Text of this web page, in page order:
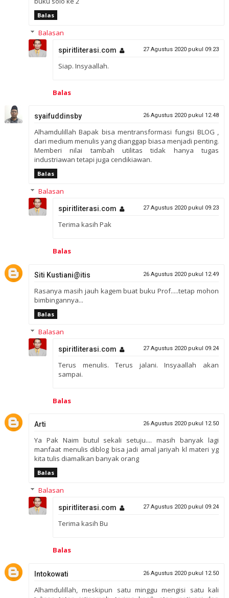
Balas
Balasan
spiritliterasi.com 27 Agustus 2020 pukul 09.23
Siap. Insyaallah.
Balas
syaifuddinsby 26 Agustus 2020 pukul 12.48
Alhamdulillah Bapak bisa mentransformasi fungsi BLOG ,
dari medium menulis yang dianggap biasa menjadi penting.
Memberi nilai tambah utilitas tidak hanya tugas
industriawan tetapi juga cendikiawan.
Balas
Balasan
spiritliterasi.com 27 Agustus 2020 pukul 09.23
Terima kasih Pak
Balas
Siti Kustiani@itis 26 Agustus 2020 pukul 12.49
Rasanya masih jauh kagem buat buku Prof.....tetap mohon
bimbingannya...
Balas
Balasan
spiritliterasi.com 27 Agustus 2020 pukul 09.24
Terus menulis. Terus jalani. Insyaallah akan
sampai.
Balas
Arti 26 Agustus 2020 pukul 12.50
Ya Pak Naim butul sekali setuju.... masih banyak lagi
manfaat menulis diblog bisa jadi amal jariyah kl materi yg
kita tulis diamalkan banyak orang
Balas
Balasan
spiritliterasi.com 27 Agustus 2020 pukul 09.24
Terima kasih Bu
Balas
Intokowati 26 Agustus 2020 pukul 12.50
Alhamdulillah, meskipun satu minggu mengisi satu kali